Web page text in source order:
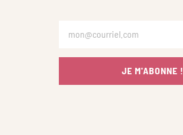
JE M'ABONNE !